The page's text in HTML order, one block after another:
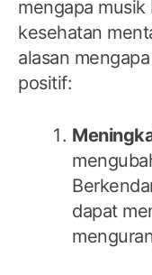
mengapa
kesehatan
alasan
positif:
dapat